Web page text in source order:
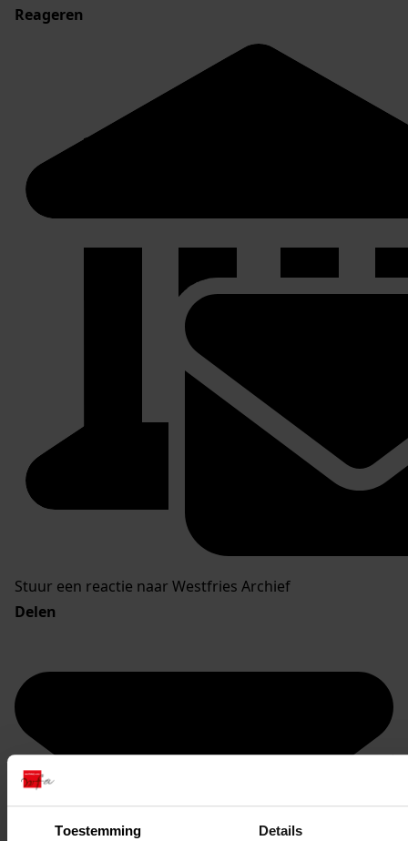
Toestemming Details
Reageren
Stuur een reactie naar Westfries Archief
Delen